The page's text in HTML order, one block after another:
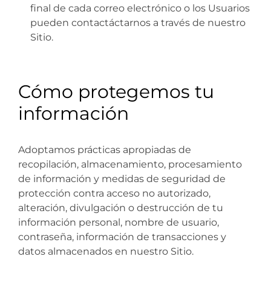
final de cada correo electrónico o los Usuarios
pueden contactáctarnos a través de nuestro
Sitio.
Cómo protegemos tu
información
Adoptamos prácticas apropiadas de
recopilación, almacenamiento, procesamiento
de información y medidas de seguridad de
protección contra acceso no autorizado,
alteración, divulgación o destrucción de tu
información personal, nombre de usuario,
contraseña, información de transacciones y
datos almacenados en nuestro Sitio.